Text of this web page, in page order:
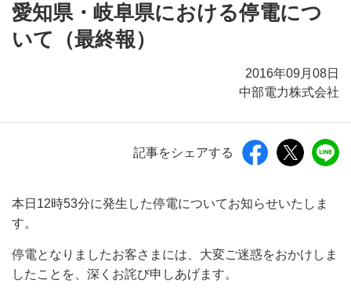
愛知県・岐阜県における停電につ
いて（最終報）
2016年09月08日
中部電力株式会社
記事をシェアする
本日12時53分に発生した停電についてお知らせいたしま
す。
停電となりましたお客さまには、大変ご迷惑をおかけしま
したことを、深くお詫び申しあげます。